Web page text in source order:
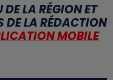
LA RÉGION ET
DE LA RÉDACTION
MOBILE